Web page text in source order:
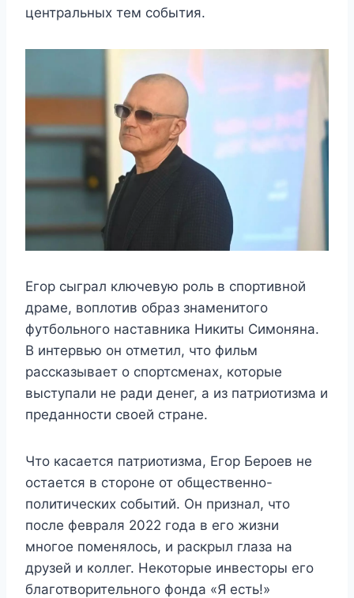
цeнтральныx тeм сοбытия.
Егор сыграл ключевую роль в спортивной
драме, воплотив образ знаменитого
футбольного наставника Никиты Симоняна.
В интервью он отметил, что фильм
рассказывает о спортсменах, которые
выступали не ради денег, а из патриотизма и
преданности своей стране.
Что касается патриотизма, Егор Бероев не
остается в стороне от общественно-
политических событий. Он признал, что
после февраля 2022 года в его жизни
многое поменялось, и раскрыл глаза на
друзей и коллег. Некоторые инвесторы его
благотворительного фонда «Я есть!»